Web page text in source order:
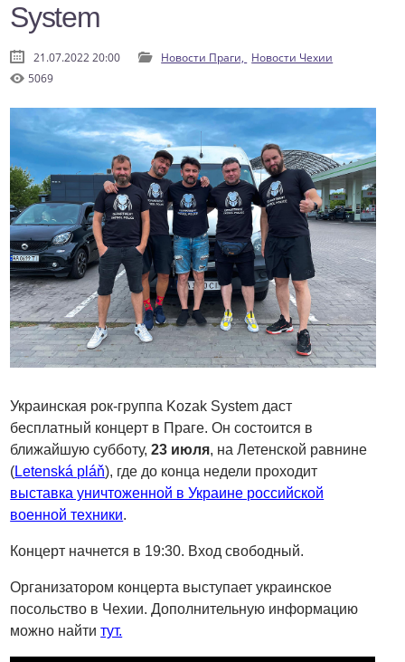
System
21.07.2022 20:00 Новости Праги, Новости Чехии
5069
Украинская рок-группа Kozak System даст
бесплатный концерт в Праге. Он состоится в
ближайшую субботу,23 июля, на Летенской равнине
(Letenská pláň), где до конца недели проходит
выставка уничтоженной в Украине российской
военной техники.
Концерт начнется в 19:30. Вход свободный.
Организатором концерта выступает украинское
посольство в Чехии. Дополнительную информацию
можно найтитут.